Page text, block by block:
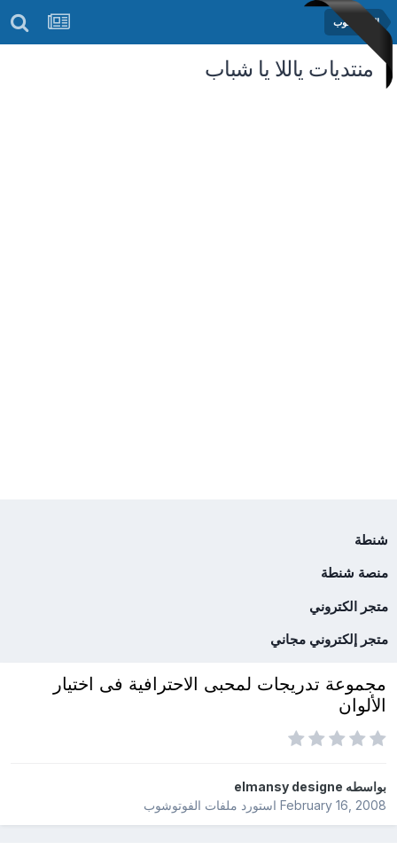
الفوتوشوب
منتديات ياللا يا شباب
شنطة
منصة شنطة
متجر الكتروني
متجر إلكتروني مجاني
مجموعة تدريجات لمحبى الاحترافية فى اختيار
الألوان
بواسطهelmansy designe
February 16, 2008استورد ملفات الفوتوشوب